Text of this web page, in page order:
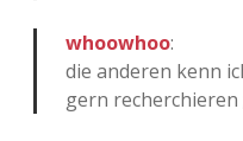
whoowhoo:
die anderen kenn
gern recherchieren